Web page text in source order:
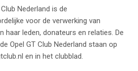
Nederland is de
voor de verwerking van
haar leden, donateurs en relaties. De
Opel GT Club Nederland staan op
en in het clubblad.